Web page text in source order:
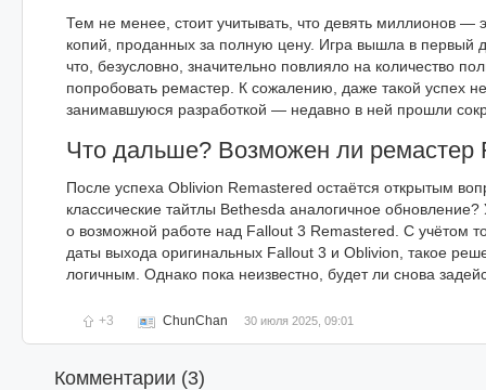
Тем не менее, стоит учитывать, что девять миллионов —
копий, проданных за полную цену. Игра вышла в первый
что, безусловно, значительно повлияло на количество
попробовать ремастер. К сожалению, даже такой успех
занимавшуюся разработкой — недавно в ней прошли
Что дальше? Возможен ли ремастер
После успеха Oblivion Remastered остаётся открытым
классические тайтлы Bethesda аналогичное
о возможной работе над Fallout 3 Remastered. С учётом
даты выхода оригинальных Fallout 3 и Oblivion, такое
логичным. Однако пока неизвестно, будет ли снова
+3 ChunChan 30 июля 2025, 09:01
Комментарии (3)